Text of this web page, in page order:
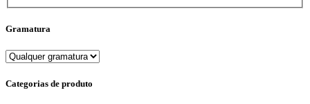
Gramatura
Categorias de produto